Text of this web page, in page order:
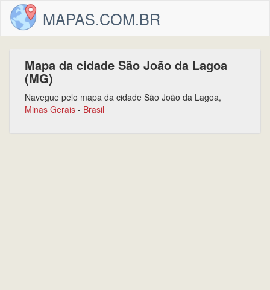
MAPAS.COM.BR
Mapa da cidade São João da Lagoa
(MG)
Navegue pelo mapa da cidade São João da Lagoa,
Minas Gerais - Brasil